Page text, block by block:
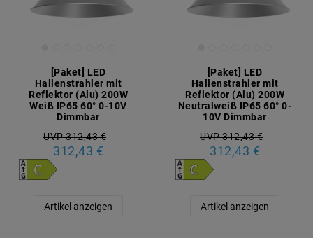
[Paket] LED
Hallenstrahler mit
Reflektor (Alu) 200W
Weiß IP65 60° 0-10V
Dimmbar
UVP 312,43 €
312,43 €
Artikel anzeigen
[Paket] LED
Hallenstrahler mit
Reflektor (Alu) 200W
Neutralweiß IP65 60° 0-
10V Dimmbar
UVP 312,43 €
312,43 €
Artikel anzeigen